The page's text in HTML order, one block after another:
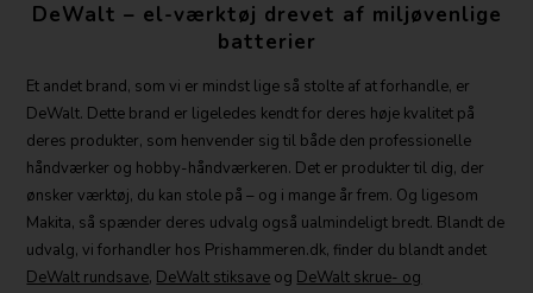
DeWalt – el-værktøj drevet af miljøvenlige
batterier
Et andet brand, som vi er mindst lige så stolte af at forhandle, er
DeWalt. Dette brand er ligeledes kendt for deres høje kvalitet på
deres produkter, som henvender sig til både den professionelle
håndværker og hobby-håndværkeren. Det er produkter til dig, der
ønsker værktøj, du kan stole på – og i mange år frem. Og ligesom
Makita, så spænder deres udvalg også ualmindeligt bredt. Blandt de
udvalg, vi forhandler hos Prishammeren.dk, finder du blandt andet
DeWalt rundsave, DeWalt stiksave og DeWalt skrue- og